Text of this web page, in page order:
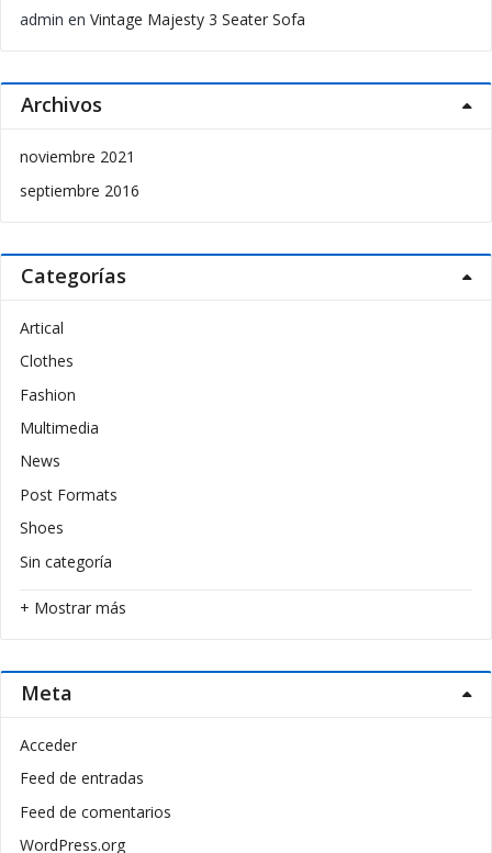
admin en Vintage Majesty 3 Seater Sofa
Archivos
noviembre 2021
septiembre 2016
Categorías
Artical
Clothes
Fashion
Multimedia
News
Post Formats
Shoes
Sin categoría
+ Mostrar más
Meta
Acceder
Feed de entradas
Feed de comentarios
WordPress.org